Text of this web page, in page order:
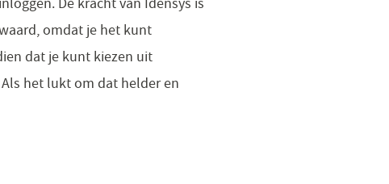
omdat je het kunt
dat je kunt kiezen uit
het lukt om dat helder en